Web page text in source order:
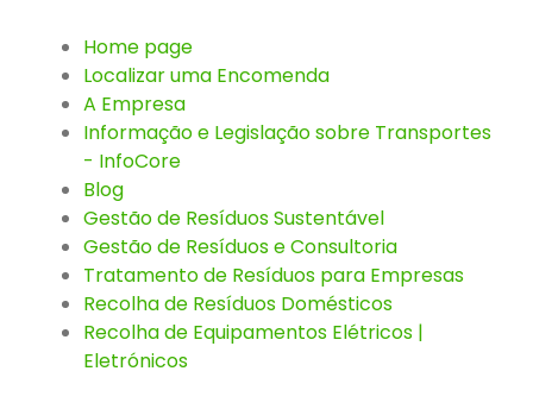
Home page
Localizar uma Encomenda
A Empresa
Informação e Legislação sobre Transportes
- InfoCore
Blog
Gestão de Resíduos Sustentável
Gestão de Resíduos e Consultoria
Tratamento de Resíduos para Empresas
Recolha de Resíduos Domésticos
Recolha de Equipamentos Elétricos |
Eletrónicos